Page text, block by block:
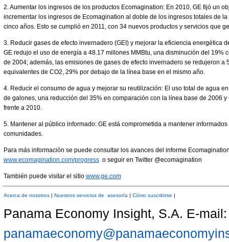
2. Aumentar los ingresos de los productos Ecomagination: En 2010, GE fijó un
incrementar los ingresos de Ecomagination al doble de los ingresos totales de
cinco años. Esto se cumplió en 2011, con 34 nuevos productos y servicios que
3. Reducir gases de efecto invernadero (GEI) y mejorar la eficiencia energética
GE redujo el uso de energía a 48.17 millones MMBtu, una disminución del 19%
de 2004; además, las emisiones de gases de efecto invernadero se redujeron a
equivalentes de CO2, 29% por debajo de la línea base en el mismo año.
4. Reducir el consumo de agua y mejorar su reutilización: El uso total de agua
de galones, una reducción del 35% en comparación con la línea base de 2006
frente a 2010.
5. Mantener al público informado: GE está comprometida a mantener
comunidades.
Para más información se puede consultar los avances del informe
www.ecomagination.com/progresso seguir en Twitter @ecomagination
También puede visitar el sitio www.ge.com
Acerca de nosotros| Nuestros servicios de asesoría | Cómo suscribirse |
Panama Economy Insight, S.A. E-mail: